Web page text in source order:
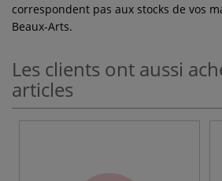
correspondent pas aux stocks de vos
Beaux-Arts.
Les clients ont aussi
articles